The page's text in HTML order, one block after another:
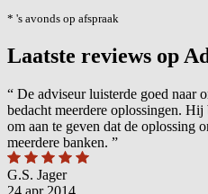
* 's avonds op afspraak
Laatste reviews op
“ De adviseur luisterde goed naar
bedacht meerdere oplossingen.
om aan te geven dat de oplossing
meerdere banken. ”
G.S. Jager